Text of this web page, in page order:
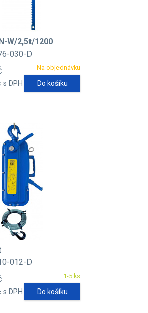
W/2,5t/1200
030-D
Na objednávku
s DPH Do košíku
012-D
1-5 ks
DPH Do košíku